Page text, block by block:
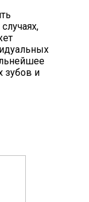
зубов и